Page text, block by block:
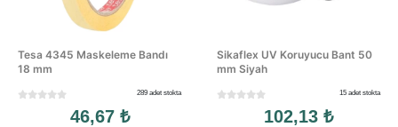
Tesa 4345 Maskeleme Bandı
18 mm
289 adet stokta
46,67 ₺
Sikaflex UV Koruyucu Bant 50
mm Siyah
15 adet stokta
102,13 ₺